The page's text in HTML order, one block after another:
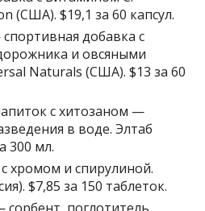
(США). $19,1 за 60 капсул.
добавка с
и овсяными
Naturals (США). $13 за 60
с хитозаном —
в воде. Элтаб
300 мл.
хромом и спирулиной.
$7,85 за 150 таблеток.
поглотитель